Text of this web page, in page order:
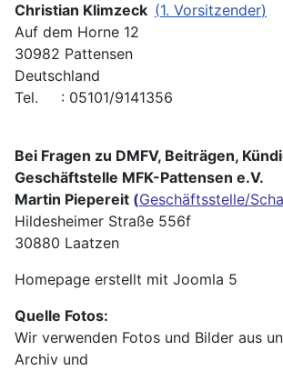
Christian Klimzeck (1. Vorsitzender)
Auf dem Horne 12
30982 Pattensen
Deutschland
Tel. : 05101/9141356
Bei Fragen zu DMFV, Beiträgen,
Geschäftstelle MFK-Pattensen e.V.
Martin Piepereit (Geschäftsstelle/
Hildesheimer Straße 556f
30880 Laatzen
Homepage erstellt mit Joomla 5
Quelle Fotos:
Wir verwenden Fotos und Bilder aus
Archiv und